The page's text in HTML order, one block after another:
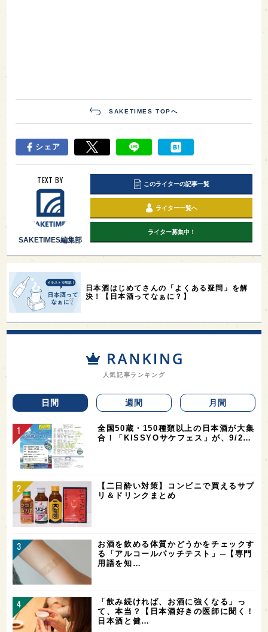
SAKETIMES TOPへ
シェア
TEXT BY
SAKETIMES編集部
このライターの記事一覧
ライター一覧へ
ライター募集中！
日本酒はじめてさんの「よくある疑問」を解
決！【日本酒ってなぁに？】
人気記事ランキング
日間 週間 月間
全国50蔵・150種類以上の日本酒が大集
合！「KISSYOサケフェス」が、9/2…
【二日酔い対策】コンビニで買えるサプ
リ＆ドリンクまとめ
お酒を飲める体質かどうかをチェックす
る「アルコールパッチテスト」─【専門
用語を知…
「飲み続ければ、お酒に強くなる」っ
て、本当？【日本酒好きの医師に聞く！
日本酒と健…